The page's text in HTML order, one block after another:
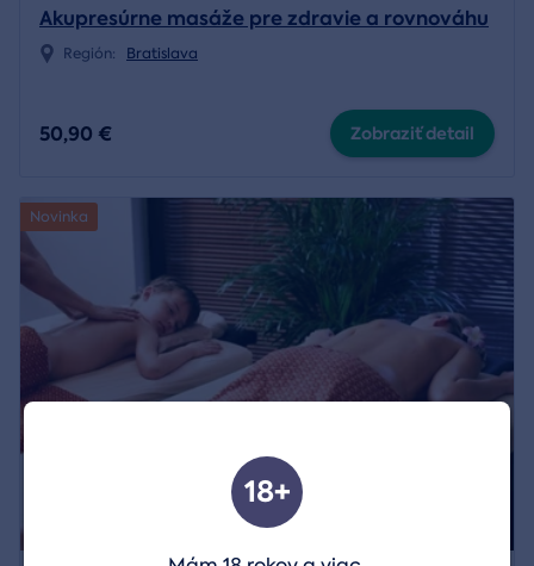
Akupresúrne masáže pre zdravie a rovnováhu
Región: Bratislava
50,90 € Zobraziť detail
Novinka
18+